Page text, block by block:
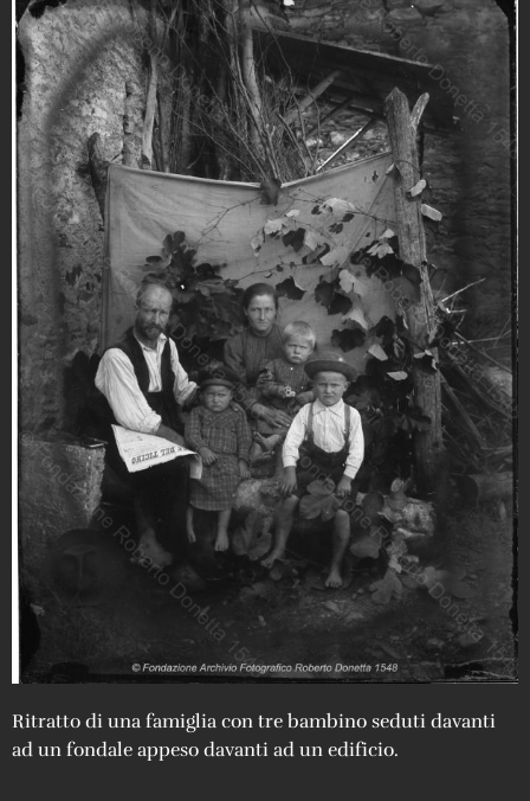
Ritratto di una famiglia con tre bambino seduti davanti
ad un fondale appeso davanti ad un edificio.